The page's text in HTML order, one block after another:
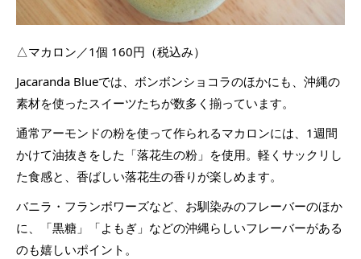
△マカロン／1個 160円（税込み）
Jacaranda Blueでは、ボンボンショコラのほかにも、沖縄の
素材を使ったスイーツたちが数多く揃っています。
通常アーモンドの粉を使って作られるマカロンには、1週間
かけて油抜きをした「落花生の粉」を使用。軽くサックリし
た食感と、香ばしい落花生の香りが楽しめます。
バニラ・フランボワーズなど、お馴染みのフレーバーのほか
に、「黒糖」「よもぎ」などの沖縄らしいフレーバーがある
のも嬉しいポイント。